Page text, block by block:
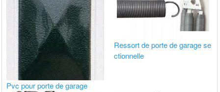
Pvc pour porte de garage
Ressort de porte de garage se
ctionnelle